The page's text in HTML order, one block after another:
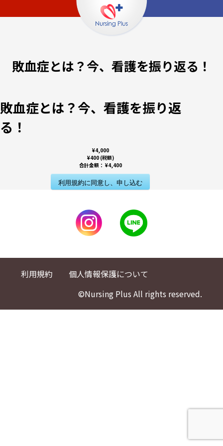
敗血症とは？今、看護を振り返る！
敗血症とは？今、看護を振り返
る！
¥4,000
¥400 (税額)
合計金額： ¥4,400
利用規約に同意し、申し込む
利用規約
個人情報保護について
©Nursing Plus All rights reserved.